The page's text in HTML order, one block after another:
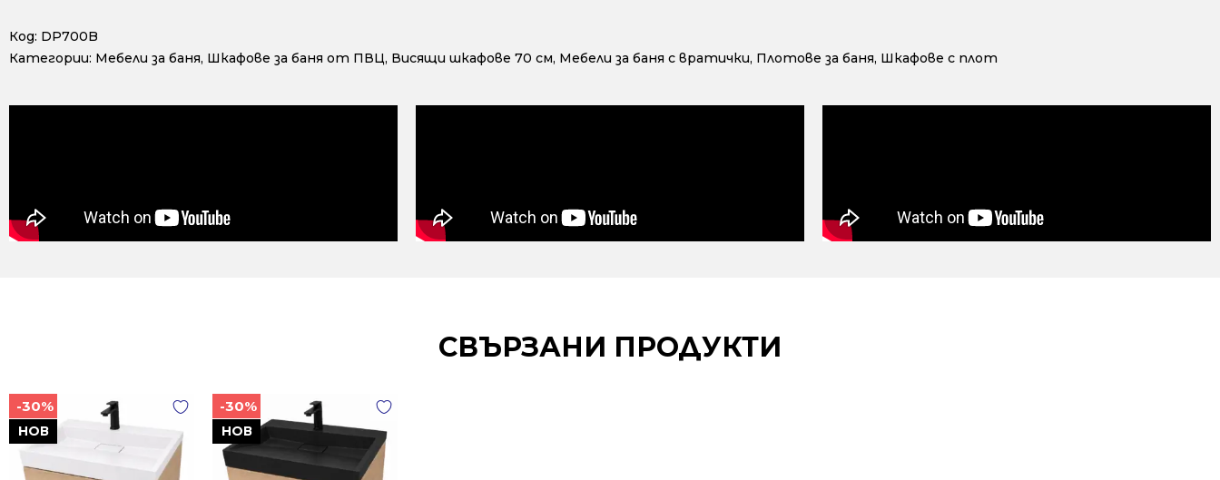
Код: DP700B
Категории: Мебели за баня, Шкафове за баня от ПВЦ, Висящи шкафове 70 см, Мебели за баня с вратички, Плотове за баня, Шкафове с плот
СВЪРЗАНИ ПРОДУКТИ
НОВ
-30%
НОВ
-30%